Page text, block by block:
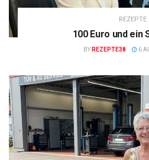
REZEPTE
100 Euro und ein
BY REZEPTE38 6